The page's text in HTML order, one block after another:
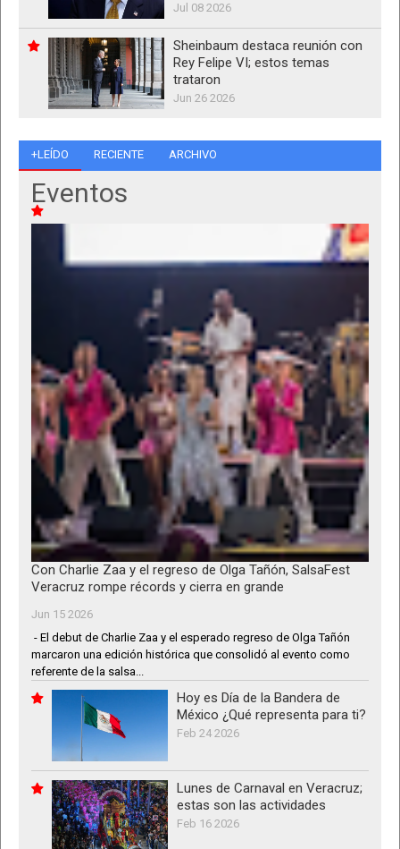
Jul 08 2026
Sheinbaum destaca reunión con
Rey Felipe VI; estos temas
trataron
Jun 26 2026
+LEÍDO RECIENTE ARCHIVO
Eventos
Con Charlie Zaa y el regreso de Olga Tañón, SalsaFest
Veracruz rompe récords y cierra en grande
Jun 15 2026
- El debut de Charlie Zaa y el esperado regreso de Olga Tañón
marcaron una edición histórica que consolidó al evento como
referente de la salsa...
Hoy es Día de la Bandera de
México ¿Qué representa para ti?
Feb 24 2026
Lunes de Carnaval en Veracruz;
estas son las actividades
Feb 16 2026